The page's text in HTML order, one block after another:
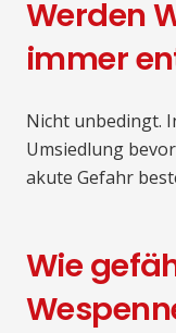
Werden
immer
Nicht unbedingt.
Umsiedlung
akute Gefahr
Wie